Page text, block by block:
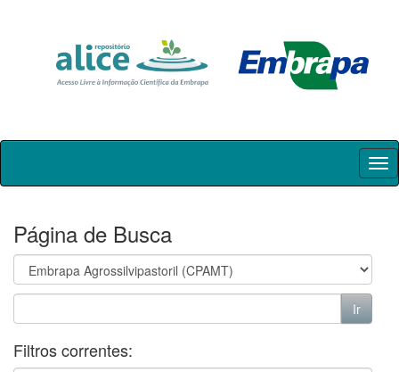
Skip
Página de Busca
Filtros correntes: